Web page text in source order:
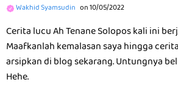
Wakhid Syamsudin on10/05/2022
Cerita lucu Ah Tenane Solopos kali ini
Maafkanlah kemalasan saya hingga
arsipkan di blog sekarang. Untungnya
Hehe.